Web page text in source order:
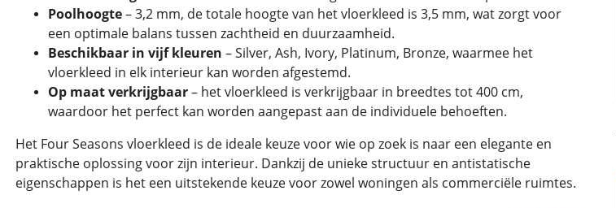
Poolhoogte– 3,2 mm, de totale hoogte van het vloerkleed is 3,5 mm, wat zorgt voor
een optimale balans tussen zachtheid en duurzaamheid.
Beschikbaar in vijf kleuren – Silver, Ash, Ivory, Platinum, Bronze, waarmee het
vloerkleed in elk interieur kan worden afgestemd.
Op maat verkrijgbaar– het vloerkleed is verkrijgbaar in breedtes tot 400 cm,
waardoor het perfect kan worden aangepast aan de individuele behoeften.
Het Four Seasons vloerkleed is de ideale keuze voor wie op zoek is naar een elegante en
praktische oplossing voor zijn interieur. Dankzij de unieke structuur en antistatische
eigenschappen is het een uitstekende keuze voor zowel woningen als commerciële ruimtes.